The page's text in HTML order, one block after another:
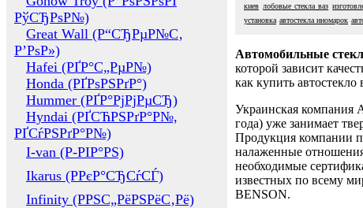
РўСЂРѕР№)
Great Wall (Р“СЂРµР№С‚
Р’РѕР»)
Hafei (РҐР°С„РµР№)
Honda (РҐРѕРЅРґР°)
Hummer (РҐР°РјРјРµСЂ)
Hyndai (РҐСЋРЅРґР°Р№,
РҐСѓРЅРґР°Р№)
I-van (Р-РІР°РЅ)
Ikarus (РРєР°СЂСѓСЃ)
Infinity (РРЅС„РёРЅРёС‚Рё)
киев лобовые стекла ваз
установка автостекла иномарок
Автомобильные
которой зависит
как купить
Украинская компания
года) уже занимает
Продукция компании
налаженные
необходимые
известных по всему
BENSON.